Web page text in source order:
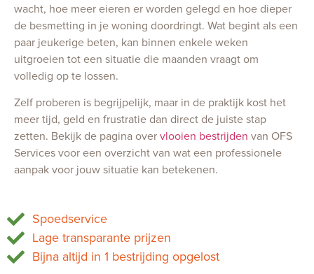
wacht, hoe meer eieren er worden gelegd en hoe dieper
de besmetting in je woning doordringt. Wat begint als een
paar jeukerige beten, kan binnen enkele weken
uitgroeien tot een situatie die maanden vraagt om
volledig op te lossen.
Zelf proberen is begrijpelijk, maar in de praktijk kost het
meer tijd, geld en frustratie dan direct de juiste stap
zetten. Bekijk de pagina over vlooien bestrijden van OFS
Services voor een overzicht van wat een professionele
aanpak voor jouw situatie kan betekenen.
Spoedservice
Lage transparante prijzen
Bijna altijd in 1 bestrijding opgelost